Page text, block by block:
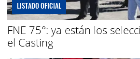
LISTADO OFICIAL
FNE 75°: ya están los
el Casting